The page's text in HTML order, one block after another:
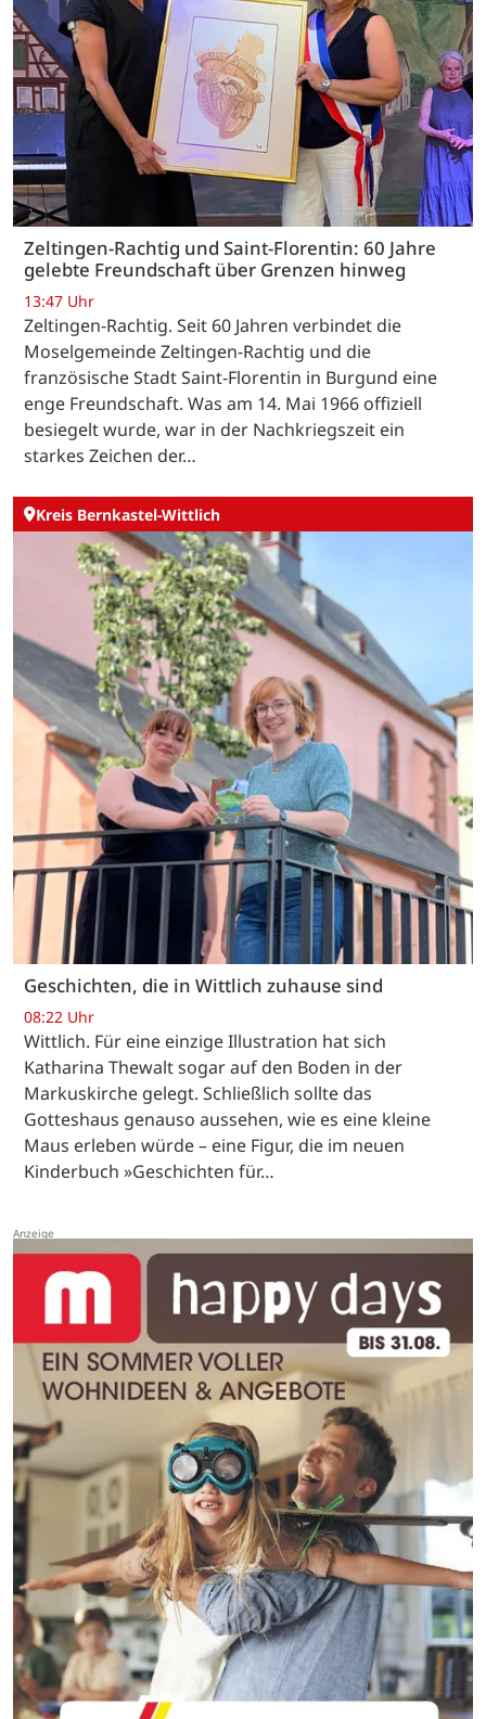
Zeltingen-Rachtig und Saint-Florentin: 60 Jahre
gelebte Freundschaft über Grenzen hinweg
13:47 Uhr
Zeltingen-Rachtig. Seit 60 Jahren verbindet die
Moselgemeinde Zeltingen-Rachtig und die
französische Stadt Saint-Florentin in Burgund eine
enge Freundschaft. Was am 14. Mai 1966 offiziell
besiegelt wurde, war in der Nachkriegszeit ein
starkes Zeichen der…
Kreis Bernkastel-Wittlich
Geschichten, die in Wittlich zuhause sind
08:22 Uhr
Wittlich. Für eine einzige Illustration hat sich
Katharina Thewalt sogar auf den Boden in der
Markuskirche gelegt. Schließlich sollte das
Gotteshaus genauso aussehen, wie es eine kleine
Maus erleben würde – eine Figur, die im neuen
Kinderbuch »Geschichten für…